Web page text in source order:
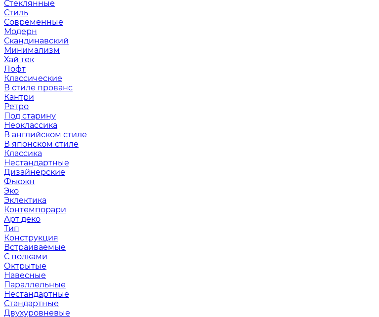
Стеклянные
Стиль
Современные
Модерн
Скандинавский
Минимализм
Хай тек
Лофт
Классические
В стиле прованс
Кантри
Ретро
Под старину
Неоклассика
В английском стиле
В японском стиле
Классика
Нестандартные
Дизайнерские
Фьюжн
Эко
Эклектика
Контемпорари
Арт деко
Тип
Конструкция
Встраиваемые
С полками
Октрытые
Навесные
Параллельные
Нестандартные
Стандартные
Двухуровневые